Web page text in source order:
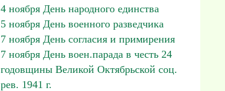
4 ноября День народного единства
5 ноября День военного разведчика
7 ноября День согласия и примирения
7 ноября День воен.парада в честь 24
годовщины Великой Октябрьской соц.
рев. 1941 г.